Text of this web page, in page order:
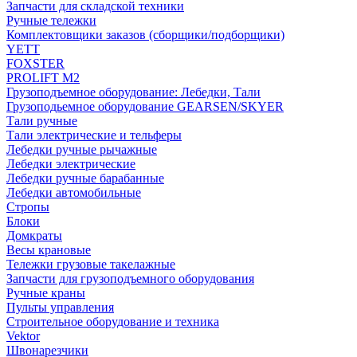
Запчасти для складской техники
Ручные тележки
Комплектовщики заказов (сборщики/подборщики)
YETT
FOXSTER
PROLIFT M2
Грузоподъемное оборудование: Лебедки, Тали
Грузоподьемное оборудование GEARSEN/SKYER
Тали ручные
Тали электрические и тельферы
Лебедки ручные рычажные
Лебедки электрические
Лебедки ручные барабанные
Лебедки автомобильные
Стропы
Блоки
Домкраты
Весы крановые
Тележки грузовые такелажные
Запчасти для грузоподъемного оборудования
Ручные краны
Пульты управления
Строительное оборудование и техника
Vektor
Швонарезчики